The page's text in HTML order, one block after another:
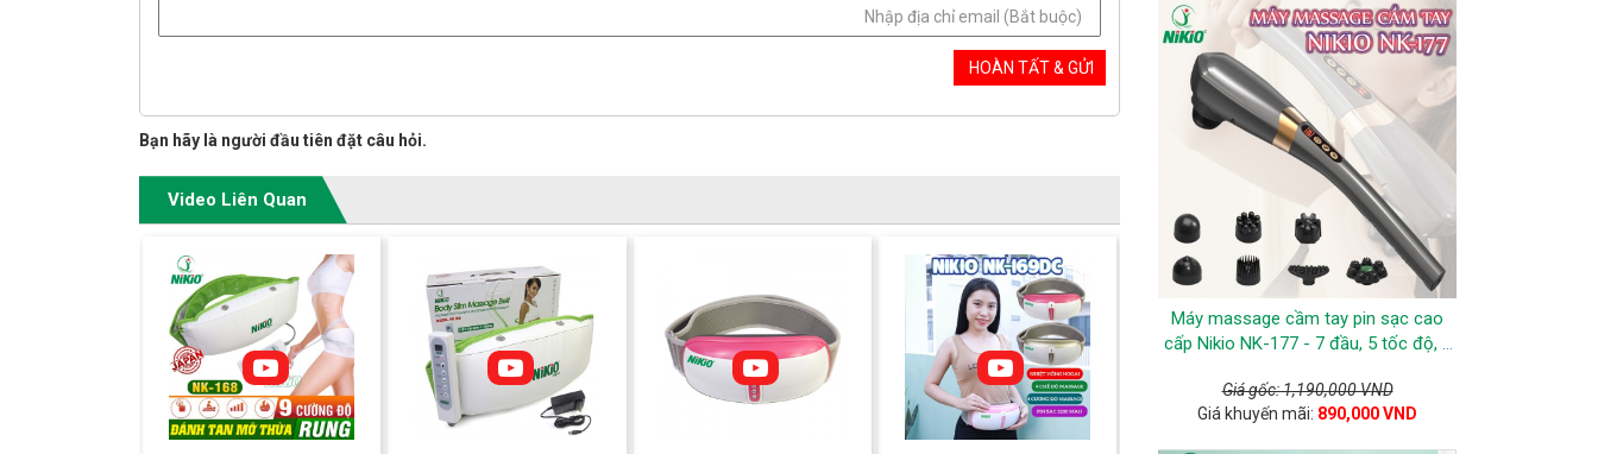
Bạn hãy là người đầu tiên đặt câu hỏi.
Video Liên Quan
Máy massage cầm tay pin sạc cao
cấp Nikio NK-177 - 7 đầu, 5 tốc độ, 6
Giá gốc: 1,190,000 VND
Giá khuyến mãi: 890,000 VND